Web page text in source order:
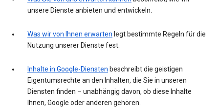
unsere Dienste anbieten und entwickeln.
Was wir von Ihnen erwarten legt bestimmte Regeln für die
Nutzung unserer Dienste fest.
Inhalte in Google-Diensten beschreibt die geistigen
Eigentumsrechte an den Inhalten, die Sie in unseren
Diensten finden – unabhängig davon, ob diese Inhalte
Ihnen, Google oder anderen gehören.